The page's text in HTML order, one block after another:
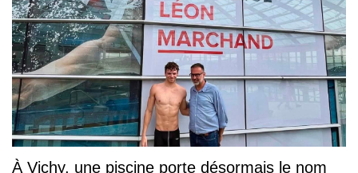
À Vichy, une piscine porte désormais le nom